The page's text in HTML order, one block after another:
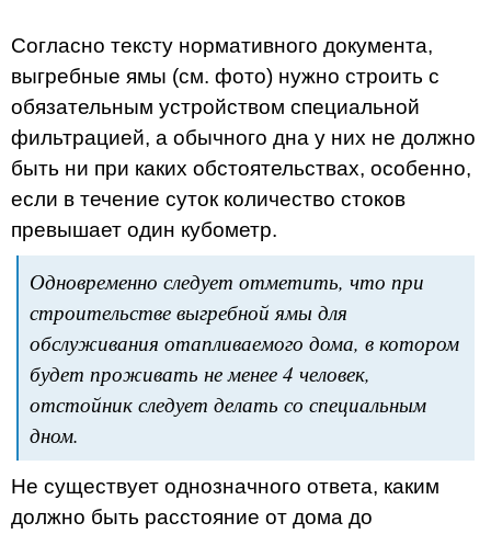
Согласно тексту нормативного документа,
выгребные ямы (см. фото) нужно строить с
обязательным устройством специальной
фильтрацией, а обычного дна у них не должно
быть ни при каких обстоятельствах, особенно,
если в течение суток количество стоков
превышает один кубометр.
Одновременно следует отметить, что при
строительстве выгребной ямы для
обслуживания отапливаемого дома, в котором
будет проживать не менее 4 человек,
отстойник следует делать со специальным
дном.
Не существует однозначного ответа, каким
должно быть расстояние от дома до